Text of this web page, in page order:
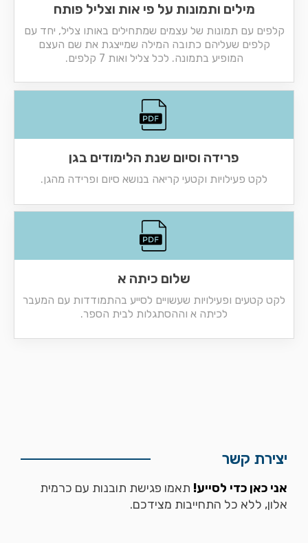
מילים ותמונות על פי אות וצליל פותח
קלפים עם תמונות של עצמים שמתחילים באותו צליל, יחד עם
קלפים שעליהם כתובה המילה שמייצגת את שם העצם
המופיע בתמונה. לכל צליל ואות 7 קלפים.
פרידה וסיום שנת הלימודים בגן
לקט פעילויות וקטעי קריאה בנושא סיום ופרידה מהגן.
שלום כיתה א
לקט קטעים ופעילויות שעשויים לסייע בהתמודדות עם המעבר
לכיתה א וההסתגלות לבית הספר.
יצירת קשר
אני כאן כדי לסייע! תאמו פגישת תובנות עם כרמית
אלון, ללא כל התחייבות מצידכם.